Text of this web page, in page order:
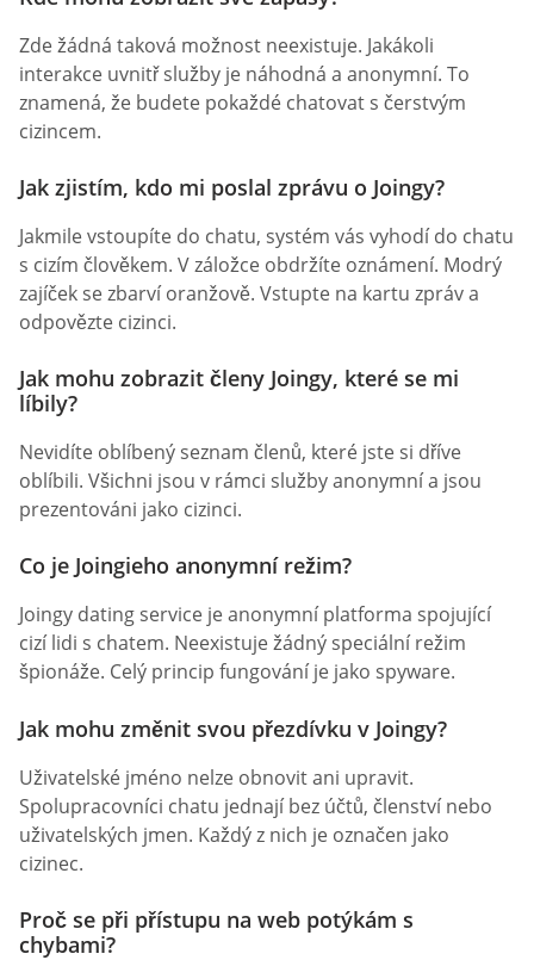
Zde žádná taková možnost neexistuje. Jakákoli
interakce uvnitř služby je náhodná a anonymní. To
znamená, že budete pokaždé chatovat s čerstvým
cizincem.
Jak zjistím, kdo mi poslal zprávu o Joingy?
Jakmile vstoupíte do chatu, systém vás vyhodí do chatu
s cizím člověkem. V záložce obdržíte oznámení. Modrý
zajíček se zbarví oranžově. Vstupte na kartu zpráv a
odpovězte cizinci.
Jak mohu zobrazit členy Joingy, které se mi
líbily?
Nevidíte oblíbený seznam členů, které jste si dříve
oblíbili. Všichni jsou v rámci služby anonymní a jsou
prezentováni jako cizinci.
Co je Joingieho anonymní režim?
Joingy dating service je anonymní platforma spojující
cizí lidi s chatem. Neexistuje žádný speciální režim
špionáže. Celý princip fungování je jako spyware.
Jak mohu změnit svou přezdívku v Joingy?
Uživatelské jméno nelze obnovit ani upravit.
Spolupracovníci chatu jednají bez účtů, členství nebo
uživatelských jmen. Každý z nich je označen jako
cizinec.
Proč se při přístupu na web potýkám s
chybami?